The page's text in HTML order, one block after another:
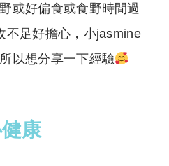
或好偏食或食野時間過
不足好擔心，小jasmine
以想分享一下經驗
康